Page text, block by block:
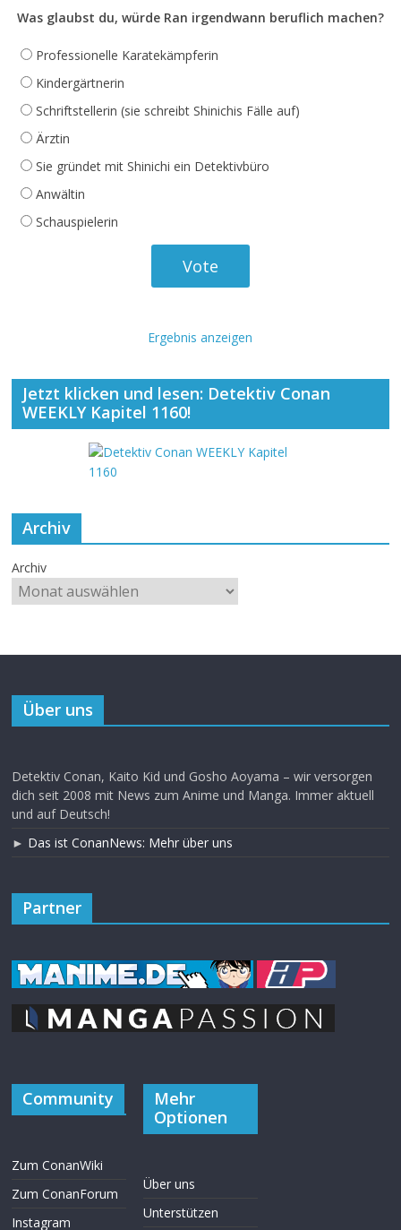
Was glaubst du, würde Ran irgendwann beruflich machen?
Professionelle Karatekämpferin
Kindergärtnerin
Schriftstellerin (sie schreibt Shinichis Fälle auf)
Ärztin
Sie gründet mit Shinichi ein Detektivbüro
Anwältin
Schauspielerin
Ergebnis anzeigen
Jetzt klicken und lesen: Detektiv Conan
WEEKLY Kapitel 1160!
Archiv
Archiv
Über uns
Detektiv Conan, Kaito Kid und Gosho Aoyama – wir versorgen
dich seit 2008 mit News zum Anime und Manga. Immer aktuell
und auf Deutsch!
► Das ist ConanNews: Mehr über uns
Partner
Community
Zum ConanWiki
Zum ConanForum
Instagram
Mehr
Optionen
Über uns
Unterstützen